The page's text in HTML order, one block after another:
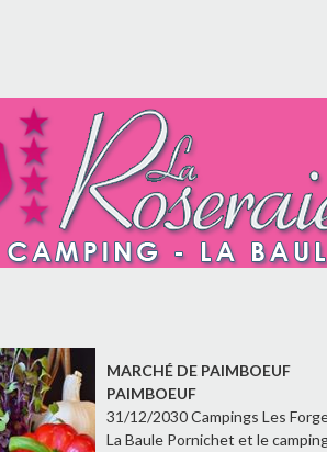
MARCHÉ DE PAIMBOEUF
PAIMBOEUF
31/12/2030 Campings Les
La Baule Pornichet et le